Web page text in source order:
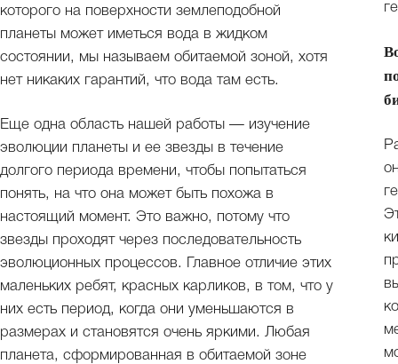
которого на поверхности землеподобной
планеты может иметься вода в жидком
состоянии, мы называем обитаемой зоной, хотя
нет никаких гарантий, что вода там есть.
Еще одна область нашей работы — изучение
эволюции планеты и ее звезды в течение
долгого периода времени, чтобы попытаться
понять, на что она может быть похожа в
настоящий момент. Это важно, потому что
звезды проходят через последовательность
эволюционных процессов. Главное отличие этих
маленьких ребят, красных карликов, в том, что у
них есть период, когда они уменьшаются в
размерах и становятся очень яркими. Любая
планета, сформированная в обитаемой зоне